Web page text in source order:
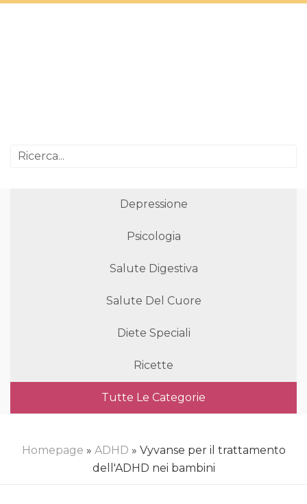
Depressione
Psicologia
Salute Digestiva
Salute Del Cuore
Diete Speciali
Ricette
Tutte Le Categorie
Homepage » ADHD » Vyvanse per il trattamento
dell'ADHD nei bambini